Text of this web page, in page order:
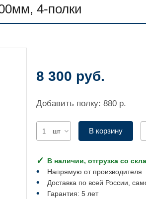
4-полки
8 300 руб.
Добавить полку: 880 р.
шт В корзину
В наличии, отгрузка со
Напрямую от производителя
Доставка по всей России,
Гарантия: 5 лет